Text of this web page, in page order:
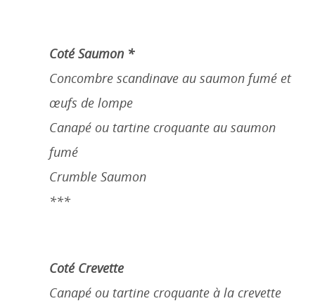
Coté Saumon *
Concombre scandinave au saumon fumé et
œufs de lompe
Canapé ou tartine croquante au saumon
fumé
Crumble Saumon
***
Coté Crevette
Canapé ou tartine croquante à la crevette